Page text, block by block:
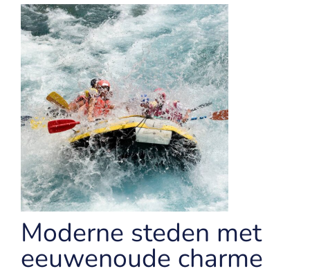
Moderne steden met
eeuwenoude charme